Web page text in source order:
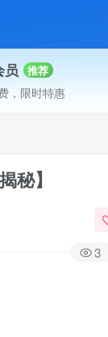
员 推荐
，限时特惠
秘】
3